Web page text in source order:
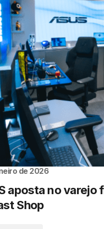
de 2026
aposta no varejo
Shop